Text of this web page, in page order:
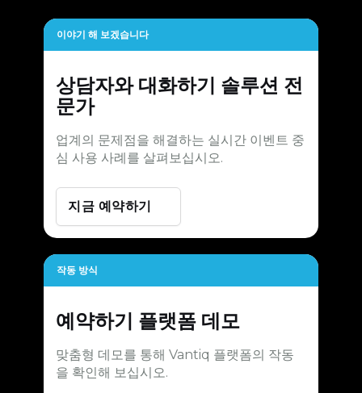
이야기 해 보겠습니다
상담자와 대화하기 솔루션 전
문가
업계의 문제점을 해결하는 실시간 이벤트 중
심 사용 사례를 살펴보십시오.
지금 예약하기
작동 방식
예약하기 플랫폼 데모
맞춤형 데모를 통해 Vantiq 플랫폼의 작동
을 확인해 보십시오.